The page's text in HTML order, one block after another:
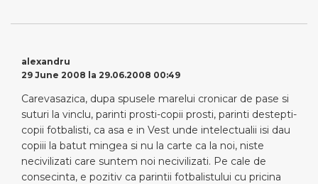
alexandru
29 June 2008 la 29.06.2008 00:49
Carevasazica, dupa spusele marelui cronicar de pase si
suturi la vinclu, parinti prosti-copii prosti, parinti destepti-
copii fotbalisti, ca asa e in Vest unde intelectualii isi dau
copiii la batut mingea si nu la carte ca la noi, niste
necivilizati care suntem noi necivilizati. Pe cale de
consecinta, e pozitiv ca parintii fotbalistului cu pricina